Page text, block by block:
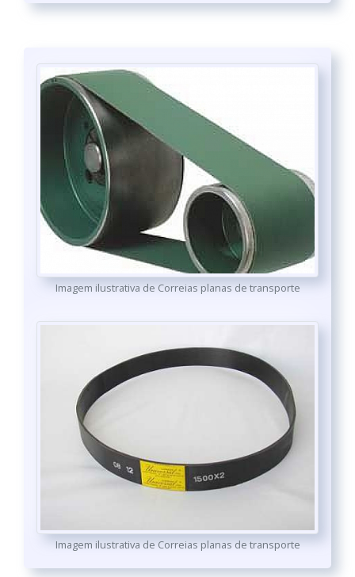
Imagem ilustrativa de Correias planas de transporte
Imagem ilustrativa de Correias planas de transporte